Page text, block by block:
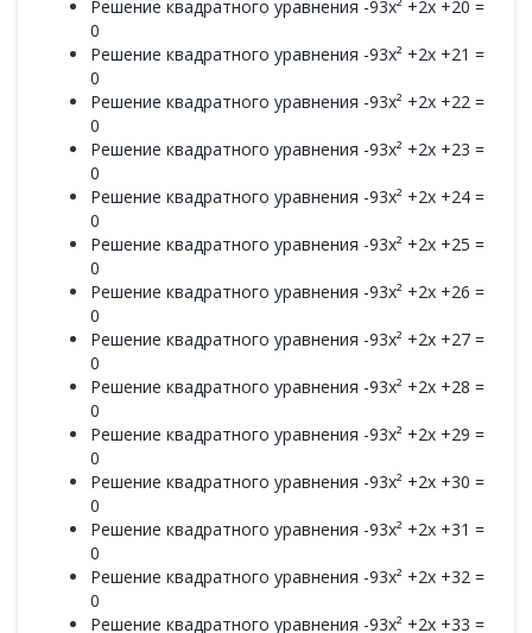
Решение квадратного уравнения -93x² +2x +20 =
0
Решение квадратного уравнения -93x² +2x +21 =
0
Решение квадратного уравнения -93x² +2x +22 =
0
Решение квадратного уравнения -93x² +2x +23 =
0
Решение квадратного уравнения -93x² +2x +24 =
0
Решение квадратного уравнения -93x² +2x +25 =
0
Решение квадратного уравнения -93x² +2x +26 =
0
Решение квадратного уравнения -93x² +2x +27 =
0
Решение квадратного уравнения -93x² +2x +28 =
0
Решение квадратного уравнения -93x² +2x +29 =
0
Решение квадратного уравнения -93x² +2x +30 =
0
Решение квадратного уравнения -93x² +2x +31 =
0
Решение квадратного уравнения -93x² +2x +32 =
0
Решение квадратного уравнения -93x² +2x +33 =